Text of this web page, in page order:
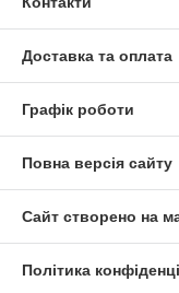
Доставка та оплата
Графік роботи
Повна версія сайту
Сайт створено на
Політика